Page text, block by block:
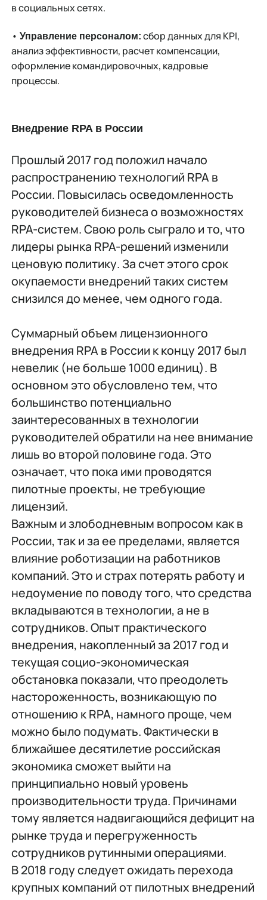
в социальных сетях.
• Управление персоналом: сбор данных для KPI,
анализ эффективности, расчет компенсации,
оформление командировочных, кадровые
процессы.
Внедрение RPA в России
Прошлый 2017 год положил начало
распространению технологий RPA в
России. Повысилась осведомленность
руководителей бизнеса о возможностях
RPA-систем. Свою роль сыграло и то, что
лидеры рынка RPA-решений изменили
ценовую политику. За счет этого срок
окупаемости внедрений таких систем
снизился до менее, чем одного года.
Суммарный объем лицензионного
внедрения RPA в России к концу 2017 был
невелик (не больше 1000 единиц). В
основном это обусловлено тем, что
большинство потенциально
заинтересованных в технологии
руководителей обратили на нее внимание
лишь во второй половине года. Это
означает, что пока ими проводятся
пилотные проекты, не требующие
лицензий.
Важным и злободневным вопросом как в
России, так и за ее пределами, является
влияние роботизации на работников
компаний. Это и страх потерять работу и
недоумение по поводу того, что средства
вкладываются в технологии, а не в
сотрудников. Опыт практического
внедрения, накопленный за 2017 год и
текущая социо-экономическая
обстановка показали, что преодолеть
настороженность, возникающую по
отношению к RPA, намного проще, чем
можно было подумать. Фактически в
ближайшее десятилетие российская
экономика сможет выйти на
принципиально новый уровень
производительности труда. Причинами
тому является надвигающийся дефицит на
рынке труда и перегруженность
сотрудников рутинными операциями.
В 2018 году следует ожидать перехода
крупных компаний от пилотных внедрений